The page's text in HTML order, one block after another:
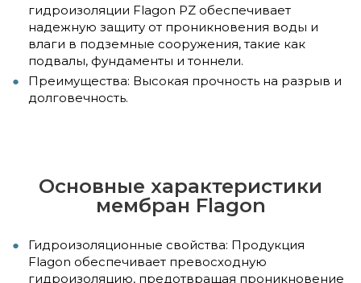
гидроизоляции Flagon PZ обеспечивает
надежную защиту от проникновения воды и
влаги в подземные сооружения, такие как
подвалы, фундаменты и тоннели.
Преимущества: Высокая прочность на разрыв и
долговечность.
Основные характеристики
мембран Flagon
Гидроизоляционные свойства: Продукция
Flagon обеспечивает превосходную
гидроизоляцию, предотвращая проникновение